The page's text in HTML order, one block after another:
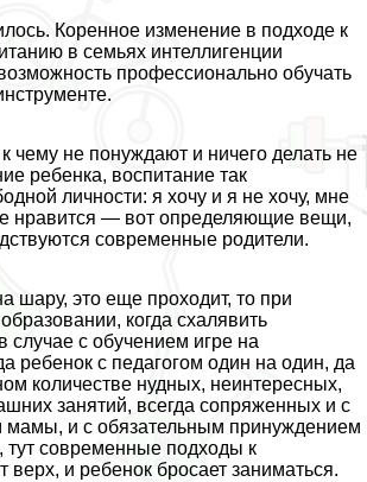
Коренное изменение в подходе к
в семьях интеллигенции
профессионально обучать
чему не понуждают и ничего делать не
ребенка, воспитание так
личности: я хочу и я не хочу, мне
нравится — вот определяющие вещи,
современные родители.
шару, это еще проходит, то при
когда схалявить
случае с обучением игре на
ребенок с педагогом один на один, да
количестве нудных, неинтересных,
занятий, всегда сопряженных и с
мамы, и с обязательным принуждением
тут современные подходы к
верх, и ребенок бросает заниматься.